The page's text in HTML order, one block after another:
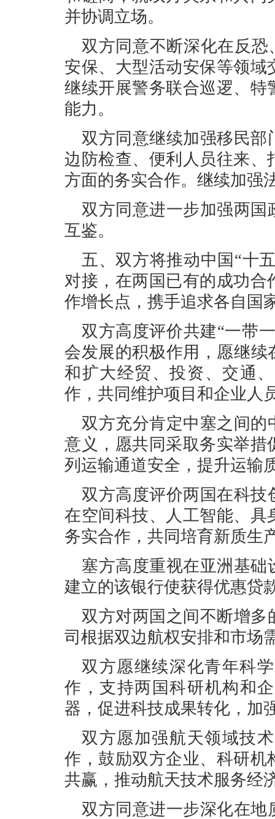
并协调立场。
双方同意不断深化在反恐
安保、大型活动安保等领
继续开展警务联合巡逻、
能力。
双方同意继续加强移民部
边防检查、便利人员往来
方面的务实合作。继续加强
双方同意进一步加强两国
互鉴。
五、双方将推动中国“十
对接，在两国已有的成功
作增长点，携手追求各自国
双方高度评价共建“一带
会发展的积极作用，愿继续
和扩大经贸、投资、交通
作，共同维护项目和企业人
双方充分肯定中塞之间的
意义，愿共同采取务实举
列运输通道安全，提升运输
双方高度评价两国在科技
在空间科技、人工智能、
务实合作，共同培育新质生
塞方高度重视在亚洲基
建立的该银行使获得优惠贷
双方对两国之间不断增多
司根据双边航权安排和市场
双方愿继续深化青年科
作，支持两国科研机构和
器，促进科技成果转化，加
双方愿加强航天领域技
作，鼓励双方企业、科研
共赢，推动航天技术服务经
双方同意进一步深化在地